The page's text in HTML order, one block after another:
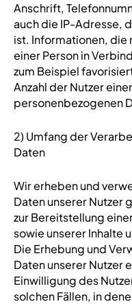
Anschrift,
auch die IP-Adresse,
ist. Informationen,
einer Person in
zum Beispiel
Anzahl der Nutzer
personenbezogenen
2) Umfang der
Daten
Wir erheben und
Daten unserer Nutzer
zur Bereitstellung
sowie unserer Inhalte
Die Erhebung und
Daten unserer Nutzer
Einwilligung des
solchen Fällen, in